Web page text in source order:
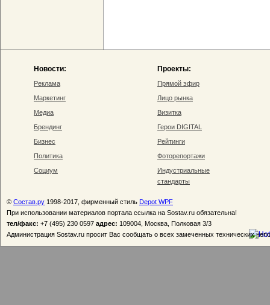
Новости:
Реклама
Маркетинг
Медиа
Брендинг
Бизнес
Политика
Социум
Проекты:
Прямой эфир
Лицо рынка
Визитка
Герои DIGITAL
Рейтинги
Фоторепортажи
Индустриальные
стандарты
© Состав.ру 1998-2017, фирменный стиль Depot WPF
При использовании материалов портала ссылка на Sostav.ru обязательна!
тел/факс: +7 (495) 230 0597 адрес: 109004, Москва, Полковая 3/3
Администрация Sostav.ru просит Вас сообщать о всех замеченных технических